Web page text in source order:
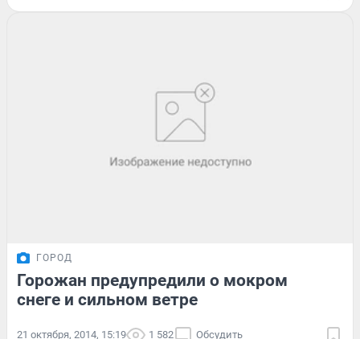
ГОРОД
Горожан предупредили о мокром
снеге и сильном ветре
21 октября, 2014, 15:19 1 582 Обсудить